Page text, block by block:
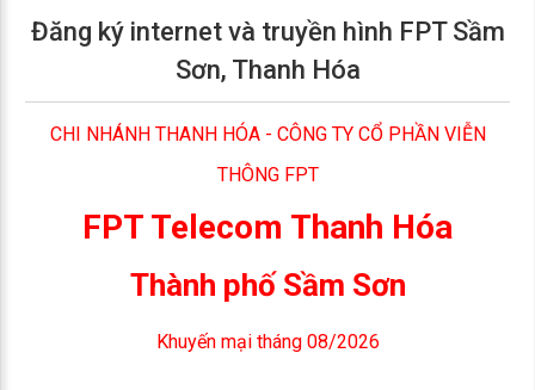
Đăng ký internet và truyền hình FPT Sầm
Sơn, Thanh Hóa
CHI NHÁNH THANH HÓA - CÔNG TY CỔ PHẦN VIỄN
THÔNG FPT
FPT Telecom Thanh Hóa
Thành phố Sầm Sơn
Khuyến mại tháng 08/2026